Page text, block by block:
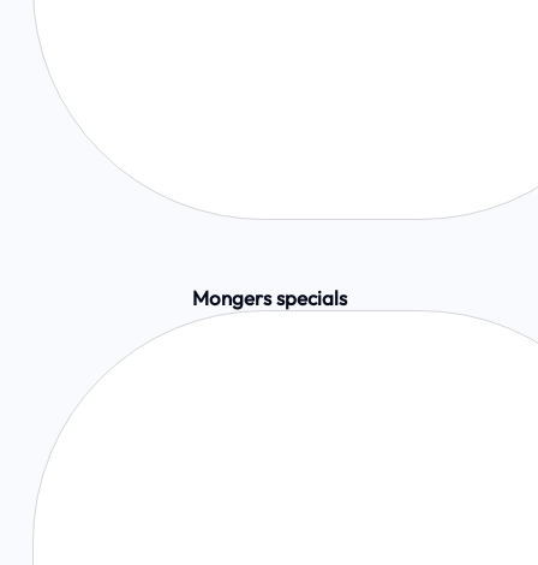
Mongers specials